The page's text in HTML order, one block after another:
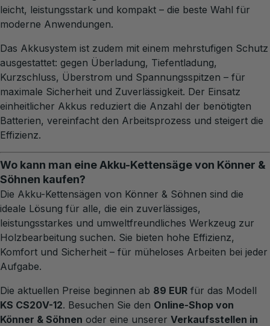
leicht, leistungsstark und kompakt – die beste Wahl für
moderne Anwendungen.
Das Akkusystem ist zudem mit einem mehrstufigen Schutz
ausgestattet: gegen Überladung, Tiefentladung,
Kurzschluss, Überstrom und Spannungsspitzen – für
maximale Sicherheit und Zuverlässigkeit. Der Einsatz
einheitlicher Akkus reduziert die Anzahl der benötigten
Batterien, vereinfacht den Arbeitsprozess und steigert die
Effizienz.
Wo kann man eine Akku-Kettensäge von Könner &
Söhnen kaufen?
Die Akku-Kettensägen von Könner & Söhnen sind die
ideale Lösung für alle, die ein zuverlässiges,
leistungsstarkes und umweltfreundliches Werkzeug zur
Holzbearbeitung suchen. Sie bieten hohe Effizienz,
Komfort und Sicherheit – für müheloses Arbeiten bei jeder
Aufgabe.
Die aktuellen Preise beginnen ab 89 EUR für das Modell
KS CS20V-12. Besuchen Sie den Online-Shop von
Könner & Söhnen oder eine unserer Verkaufsstellen in